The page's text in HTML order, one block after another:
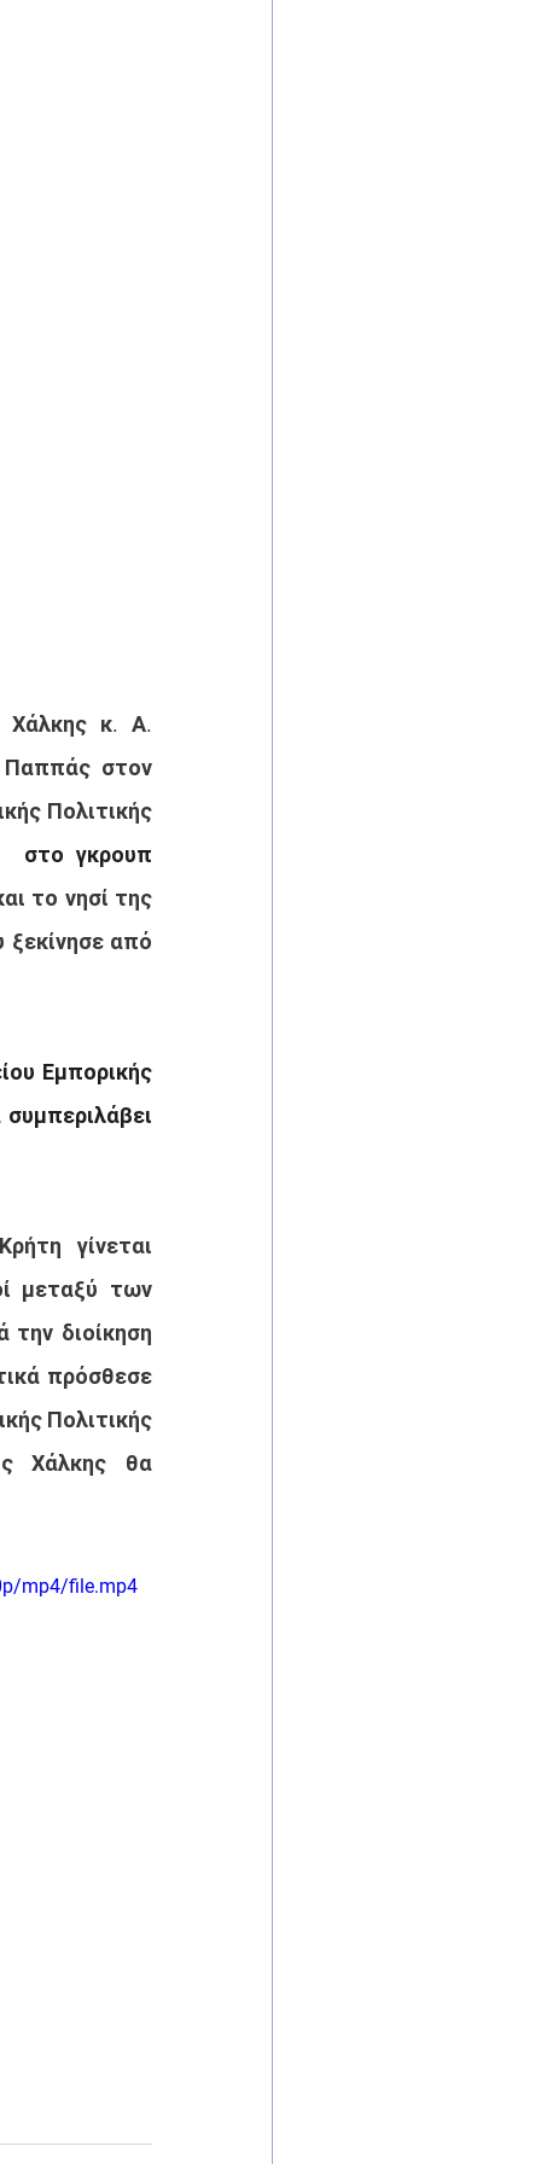
Χάλκης κ. Α.
Παππάς στον
Πολιτικής
στο γκρουπ
το νησί της
ξεκίνησε από
Εμπορικής
γίνεται
μεταξύ των
την διοίκηση
πρόσθεσε
Πολιτικής
Χάλκης θα
mp4/file.mp4